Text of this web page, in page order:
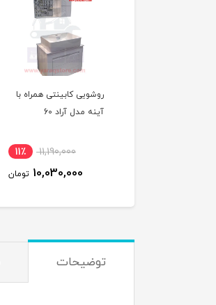
روشویی کابینتی همراه با
آینه مدل آراد 60
11,190,000 11٪
10,030,000 تومان
توضیحات